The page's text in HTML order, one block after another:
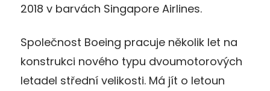
2018 v barvách Singapore Airlines.
Společnost Boeing pracuje několik let na
konstrukci nového typu dvoumotorových
letadel střední velikosti. Má jít o letoun